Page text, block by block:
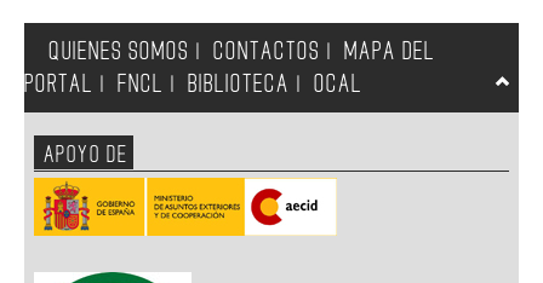
QUIENES SOMOS CONTACTOS
MAPA DEL
PORTAL
FNCL BIBLIOTECA OCAL
APOYO DE